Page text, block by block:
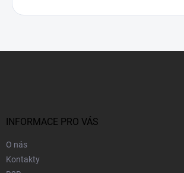
INFORMACE PRO VÁS
O nás
Kontakty